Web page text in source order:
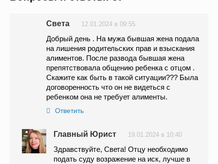
Света 12.01.2024 в 09:55
Добрый день . На мужа бывшая жена подала
на лишения родительских прав и взыскания
алиментов. После развода бывшая жена
препятствовала общению ребенка с отцом .
Скажите как быть в такой ситуации??? Была
договоренность что он не видеться с
ребенком она не требует алименты.
Ответить
Главный Юрист 19.01.2024 в 10:40
Здравствуйте, Света! Отцу необходимо
подать суду возражение на иск, лучше в